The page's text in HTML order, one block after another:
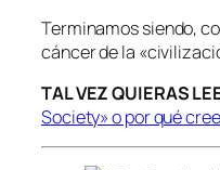
Terminamos siendo,
cáncer de la
TAL VEZ QUIERAS
Society» o por qué